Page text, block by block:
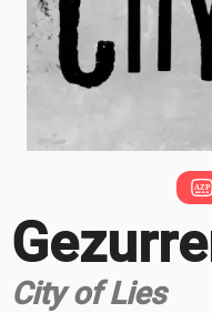
City of Lies